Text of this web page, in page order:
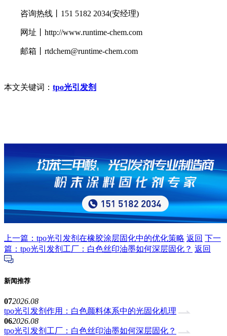
咨询热线丨151 5182 2034(安经理)
网址丨http://www.runtime-chem.com
邮箱丨rtdchem@runtime-chem.com
本文关键词： tpo光引发剂
上一篇：tpo光引发剂在橡胶涂层固化中的优化策略 返回 下一
篇：tpo光引发剂工厂：白色丝印油墨如何深层固化？ 返回
新闻推荐
072026.08
tpo光引发剂作用：白色颜料体系中的光固化机理
062026.08
tpo光引发剂工厂：白色丝印油墨如何深层固化？